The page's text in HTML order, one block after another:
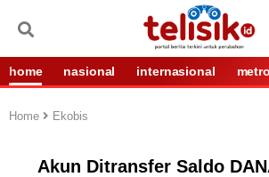
home nasional internasional metro
Home Ekobis
Akun Ditransfer Saldo